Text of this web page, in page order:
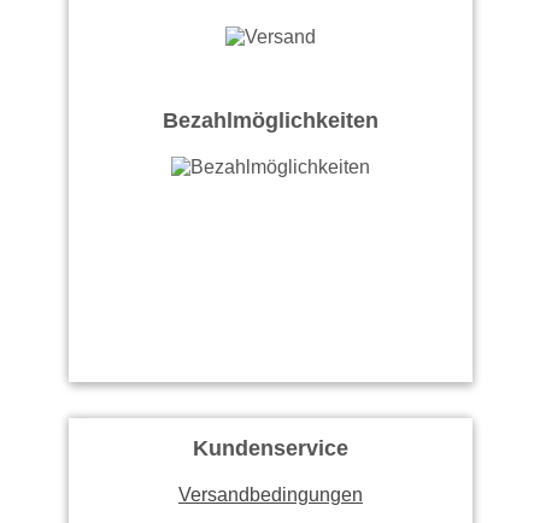
Bezahlmöglichkeiten
Kundenservice
Versandbedingungen